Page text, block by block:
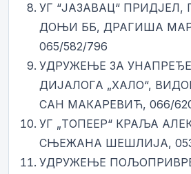
УГ “ЈАЗАВАЦ“ ПРИДЈЕЛ,
ДОЊИ ББ, ДРАГИША
065/582/796
УДРУЖЕЊЕ ЗА
ДИЈАЛОГА „ХАЛО“,
САН МАКАРЕВИЋ, 066/
УГ „ТОПЕЕР“ КРАЉА
СЊЕЖАНА ШЕШЛИЈА,
УДРУЖЕЊЕ